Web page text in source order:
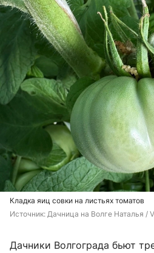
Кладка яиц совки на листьях томатов
Источник: Дачница на Волге Наталья /
Дачники Волгограда бьют